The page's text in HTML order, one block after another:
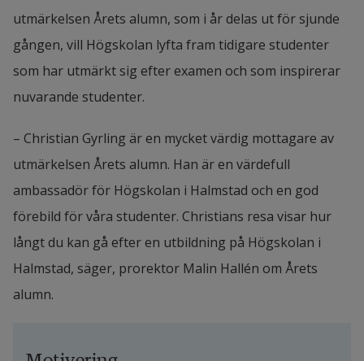
utmärkelsen Årets alumn, som i år delas ut för sjunde
gången, vill Högskolan lyfta fram tidigare studenter
som har utmärkt sig efter examen och som inspirerar
nuvarande studenter.
– Christian Gyrling är en mycket värdig mottagare av
utmärkelsen Årets alumn. Han är en värdefull
ambassadör för Högskolan i Halmstad och en god
förebild för våra studenter. Christians resa visar hur
långt du kan gå efter en utbildning på Högskolan i
Halmstad, säger, prorektor Malin Hallén om Årets
alumn.